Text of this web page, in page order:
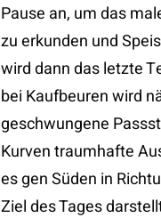
Pause an, um das
zu erkunden und
wird dann das letzte
bei Kaufbeuren wird
geschwungene
Kurven traumhafte
es gen Süden in
Ziel des Tages